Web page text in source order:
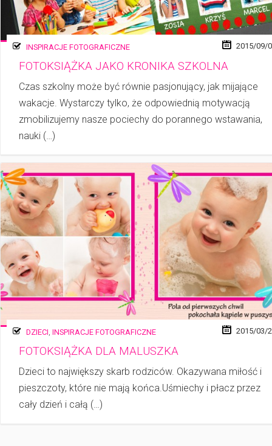
INSPIRACJE FOTOGRAFICZNE 2015/09/
FOTOKSIĄŻKA JAKO KRONIKA SZKOLNA
Czas szkolny może być równie pasjonujący, jak mijające
wakacje. Wystarczy tylko, że odpowiednią motywacją
zmobilizujemy nasze pociechy do porannego wstawania,
nauki (…)
DZIECI, INSPIRACJE FOTOGRAFICZNE 2015/03/
FOTOKSIĄŻKA DLA MALUSZKA
Dzieci to największy skarb rodziców. Okazywana miłość i
pieszczoty, które nie mają końca.Uśmiechy i płacz przez
cały dzień i całą (…)